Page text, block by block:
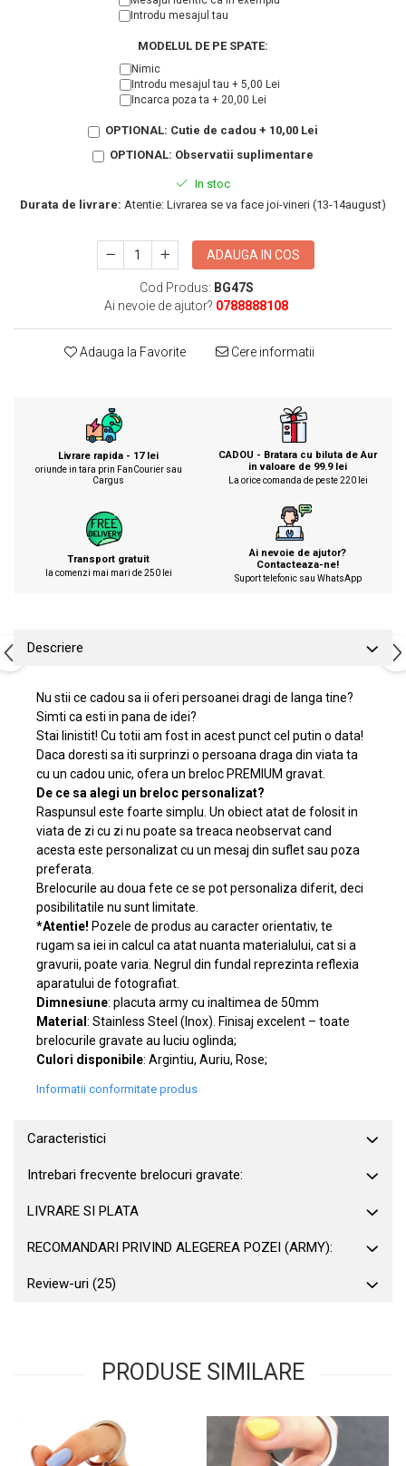
Pentru tata
Brelocuri cu mesaje amuzante
Cadouri pentru parinti de Craciun
40 ani
Introdu mesajul tau
MODELUL DE PE SPATE:
Nimic
Introdu mesajul tau + 5,00 Lei
Incarca poza ta + 20,00 Lei
OPTIONAL: Cutie de cadou + 10,00 Lei
OPTIONAL: Observatii suplimentare
In stoc
Durata de livrare: Atentie: Livrarea se va face joi-vineri (13-14august)
ADAUGA IN COS
Cod Produs: BG47S
Ai nevoie de ajutor? 0788888108
Adauga la Favorite Cere informatii
Livrare rapida - 17 lei
oriunde in tara prin FanCourier sau
Cargus
CADOU - Bratara cu biluta de Aur
in valoare de 99.9 lei
La orice comanda de peste 220 lei
Transport gratuit
la comenzi mai mari de 250 lei
Ai nevoie de ajutor?
Contacteaza-ne!
Suport telefonic sau WhatsApp
Descriere
Nu stii ce cadou sa ii oferi persoanei dragi de langa tine?
Simti ca esti in pana de idei?
Stai linistit! Cu totii am fost in acest punct cel putin o data!
Daca doresti sa iti surprinzi o persoana draga din viata ta
cu un cadou unic, ofera un breloc PREMIUM gravat.
De ce sa alegi un breloc personalizat?
Raspunsul este foarte simplu. Un obiect atat de folosit in
viata de zi cu zi nu poate sa treaca neobservat cand
acesta este personalizat cu un mesaj din suflet sau poza
preferata.
Brelocurile au doua fete ce se pot personaliza diferit, deci
posibilitatile nu sunt limitate.
*Atentie! Pozele de produs au caracter orientativ, te
rugam sa iei in calcul ca atat nuanta materialului, cat si a
gravurii, poate varia. Negrul din fundal reprezinta reflexia
aparatului de fotografiat.
Dimnesiune: placuta army cu inaltimea de 50mm
Material : Stainless Steel (Inox). Finisaj excelent – toate
brelocurile gravate au luciu oglinda;
Culori disponibile: Argintiu, Auriu, Rose;
Informatii conformitate produs
Caracteristici
Intrebari frecvente brelocuri gravate:
LIVRARE SI PLATA
RECOMANDARI PRIVIND ALEGEREA POZEI (ARMY):
Review-uri (25)
PRODUSE SIMILARE